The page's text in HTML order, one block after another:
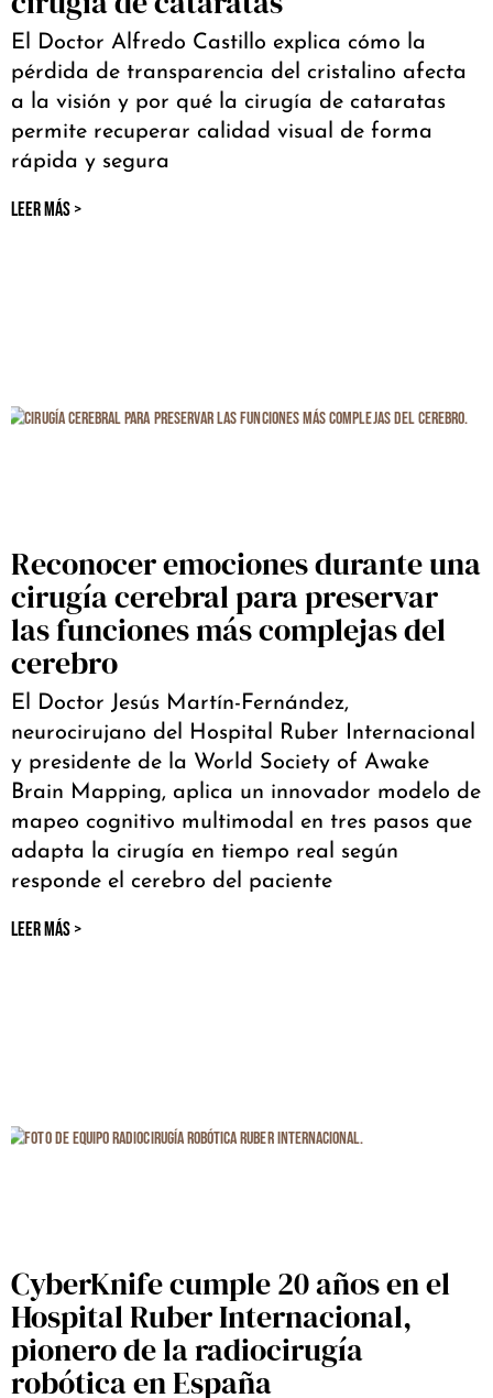
El Doctor Alfredo Castillo explica cómo la
pérdida de transparencia del cristalino afecta
a la visión y por qué la cirugía de cataratas
permite recuperar calidad visual de forma
rápida y segura
LEER MÁS >
Reconocer emociones durante una
cirugía cerebral para preservar
las funciones más complejas del
cerebro
El Doctor Jesús Martín-Fernández,
neurocirujano del Hospital Ruber Internacional
y presidente de la World Society of Awake
Brain Mapping, aplica un innovador modelo de
mapeo cognitivo multimodal en tres pasos que
adapta la cirugía en tiempo real según
responde el cerebro del paciente
LEER MÁS >
CyberKnife cumple 20 años en el
Hospital Ruber Internacional,
pionero de la radiocirugía
robótica en España